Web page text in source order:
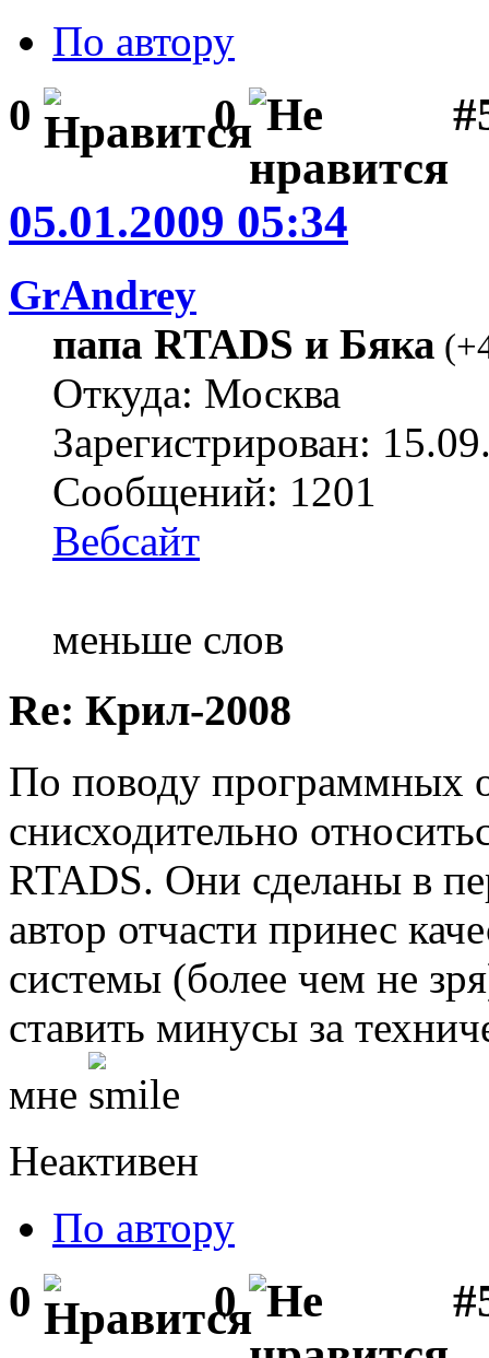
По автору
0 0
05.01.2009 05:34
GrAndrey
папа RTADS и Бяка (
Откуда: Москва
Зарегистрирован:
Сообщений: 1201
Вебсайт
меньше слов
Re: Крил-2008
По поводу
снисходительно
RTADS. Они сделаны в
автор отчасти принес
системы (более чем не
ставить минусы за
мне
Неактивен
По автору
0 0